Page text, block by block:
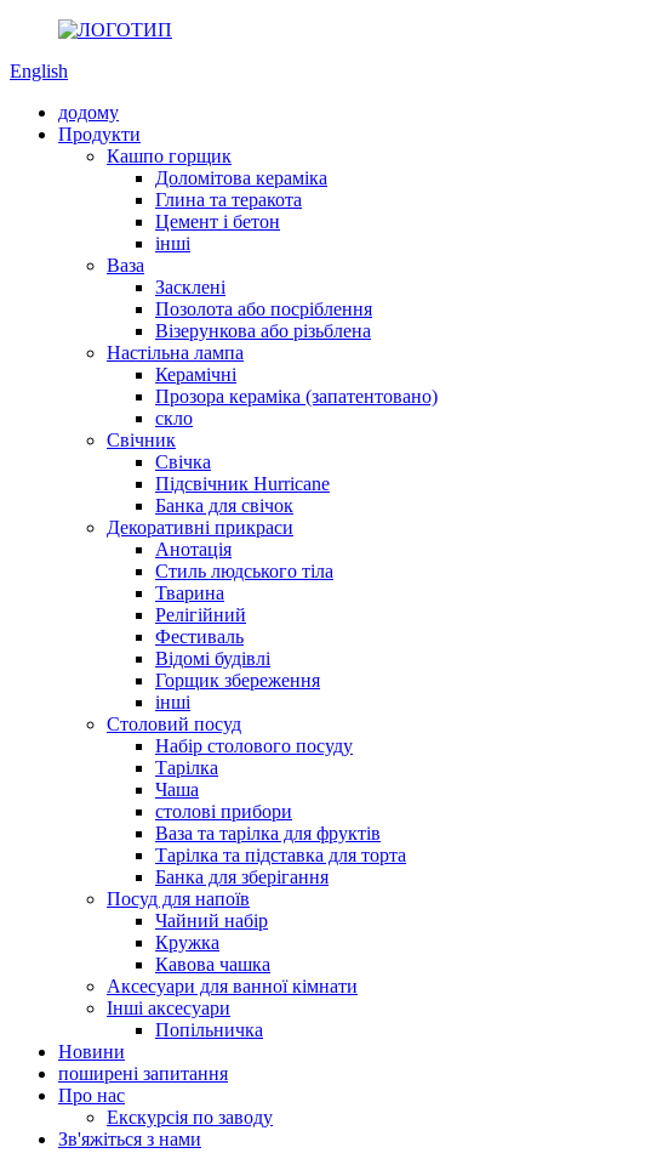
English
додому
Продукти
Кашпо горщик
Доломітова кераміка
Глина та теракота
Цемент і бетон
інші
Ваза
Засклені
Позолота або посріблення
Візерункова або різьблена
Настільна лампа
Керамічні
Прозора кераміка (запатентовано)
скло
Свічник
Свічка
Підсвічник Hurricane
Банка для свічок
Декоративні прикраси
Анотація
Стиль людського тіла
Тварина
Релігійний
Фестиваль
Відомі будівлі
Горщик збереження
інші
Столовий посуд
Набір столового посуду
Тарілка
Чаша
столові прибори
Ваза та тарілка для фруктів
Тарілка та підставка для торта
Банка для зберігання
Посуд для напоїв
Чайний набір
Кружка
Кавова чашка
Аксесуари для ванної кімнати
Інші аксесуари
Попільничка
Новини
поширені запитання
Про нас
Екскурсія по заводу
Зв'яжіться з нами